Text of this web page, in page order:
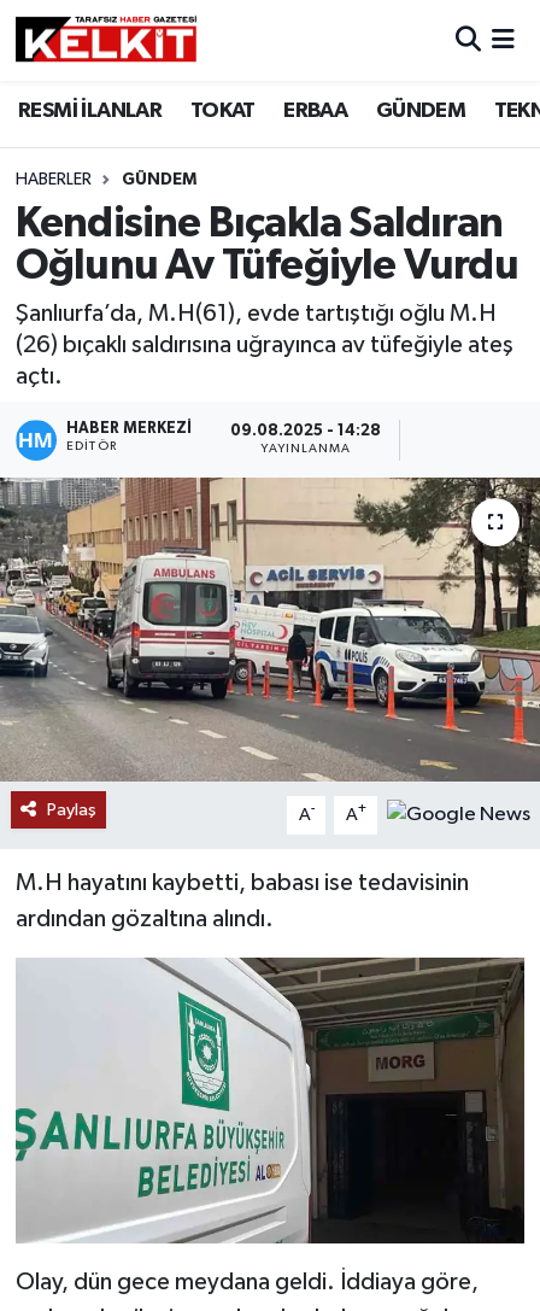
RESMİ İLANLAR TOKAT ERBAA GÜNDEM
HABERLER GÜNDEM
Kendisine Bıçakla Saldıran
Oğlunu Av Tüfeğiyle Vurdu
Şanlıurfa’da, M.H(61), evde tartıştığı oğlu M.H
(26) bıçaklı saldırısına uğrayınca av tüfeğiyle ateş
açtı.
HABER MERKEZİ
EDITÖR
09.08.2025 - 14:28
YAYINLANMA
Paylaş A- A+
M.H hayatını kaybetti, babası ise tedavisinin
ardından gözaltına alındı.
Olay, dün gece meydana geldi. İddiaya göre,